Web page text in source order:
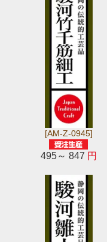
[AM-Z-0945]
495～ 847 円